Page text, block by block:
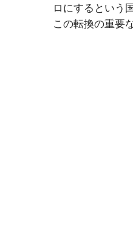
ロにするという
この転換の重要